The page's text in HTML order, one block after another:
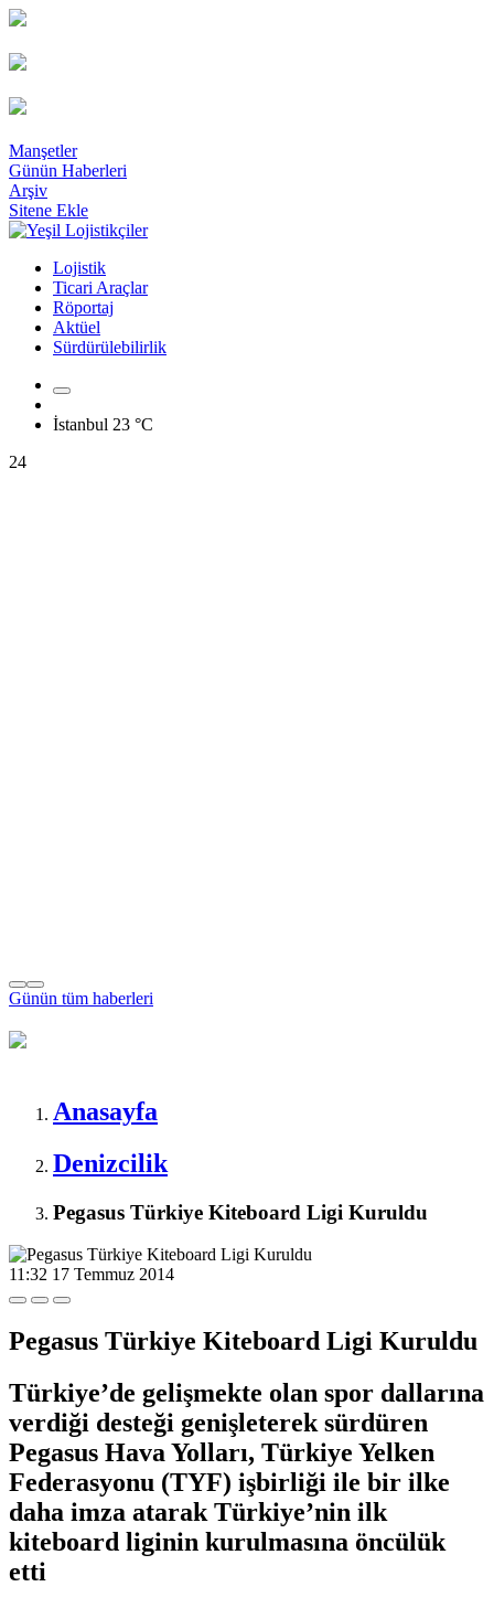
Manşetler
Günün Haberleri
Arşiv
Sitene Ekle
Lojistik
Ticari Araçlar
Röportaj
Aktüel
Sürdürülebilirlik
İstanbul 23 °C
24
Günün tüm haberleri
Anasayfa
Denizcilik
Pegasus Türkiye Kiteboard Ligi Kuruldu
11:32 17 Temmuz 2014
Pegasus Türkiye Kiteboard Ligi Kuruldu
Türkiye’de gelişmekte olan spor dallarına
verdiği desteği genişleterek sürdüren
Pegasus Hava Yolları, Türkiye Yelken
Federasyonu (TYF) işbirliği ile bir ilke
daha imza atarak Türkiye’nin ilk
kiteboard liginin kurulmasına öncülük
etti